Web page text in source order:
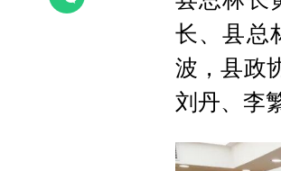
长、县总
波，县政
刘丹、李